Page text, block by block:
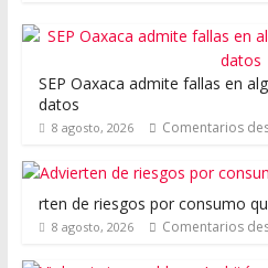
SEP Oaxaca admite fallas en
datos
8 agosto, 2026 Comentarios
rten de riesgos por consumo
8 agosto, 2026 Comentarios